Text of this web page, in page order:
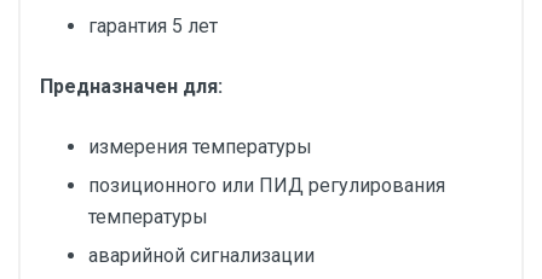
гарантия 5 лет
Предназначен для:
измерения температуры
позиционного или ПИД регулирования
температуры
аварийной сигнализации